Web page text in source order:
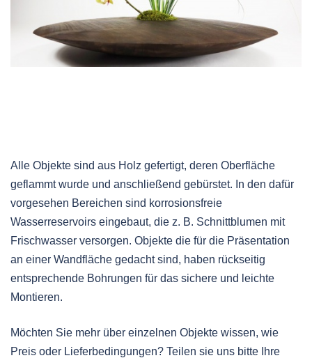
Alle Objekte sind aus Holz gefertigt, deren Oberfläche
geflammt wurde und anschließend gebürstet. In den dafür
vorgesehen Bereichen sind korrosionsfreie
Wasserreservoirs eingebaut, die z. B. Schnittblumen mit
Frischwasser versorgen. Objekte die für die Präsentation
an einer Wandfläche gedacht sind, haben rückseitig
entsprechende Bohrungen für das sichere und leichte
Montieren.
Möchten Sie mehr über einzelnen Objekte wissen, wie
Preis oder Lieferbedingungen? Teilen sie uns bitte Ihre